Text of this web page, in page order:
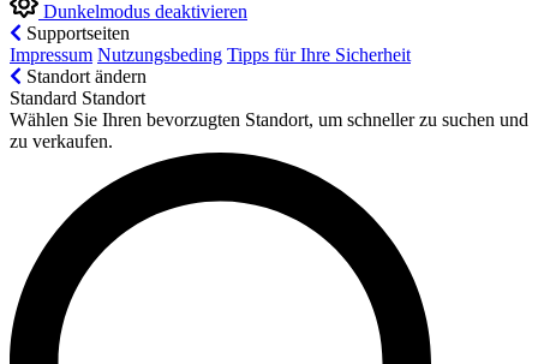
Dunkelmodus deaktivieren
Supportseiten
Impressum Nutzungsbeding Tipps für Ihre Sicherheit
Standort ändern
Standard Standort
Wählen Sie Ihren bevorzugten Standort, um schneller zu suchen und
zu verkaufen.